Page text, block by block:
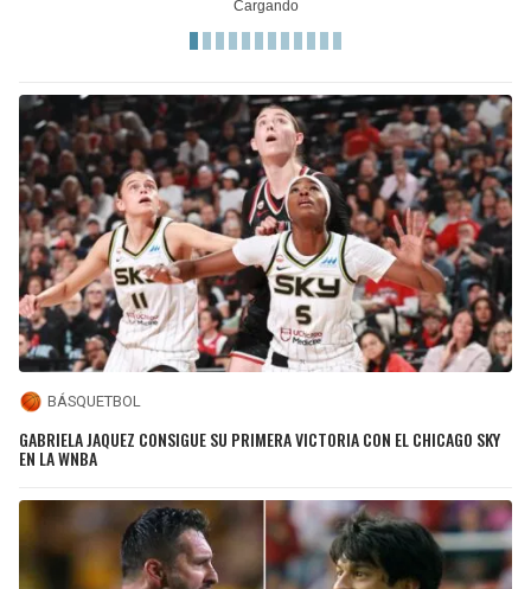
BÁSQUETBOL
GABRIELA JAQUEZ CONSIGUE SU PRIMERA VICTORIA CON EL CHICAGO SKY
EN LA WNBA